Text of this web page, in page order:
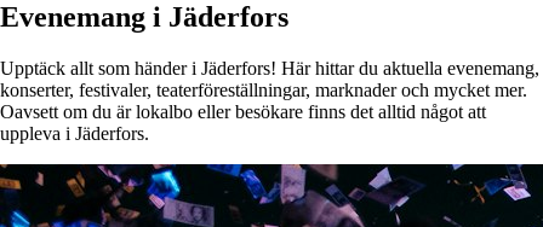
Evenemang i Jäderfors
Upptäck allt som händer i Jäderfors! Här hittar du aktuella evenemang,
konserter, festivaler, teaterföreställningar, marknader och mycket mer.
Oavsett om du är lokalbo eller besökare finns det alltid något att
uppleva i Jäderfors.